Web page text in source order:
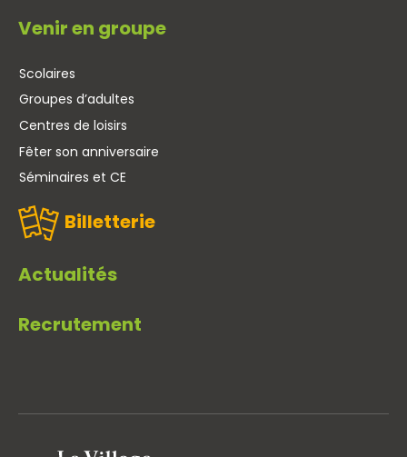
Venir en groupe
Scolaires
Groupes d’adultes
Centres de loisirs
Fêter son anniversaire
Séminaires et CE
Billetterie
Actualités
Recrutement